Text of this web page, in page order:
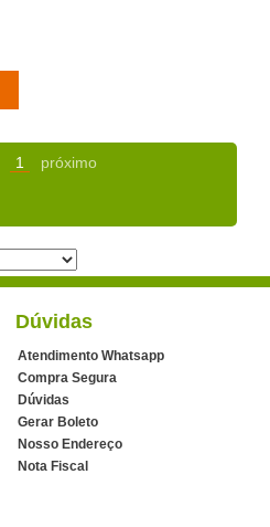
1 próximo
Dúvidas
Atendimento Whatsapp
Compra Segura
Dúvidas
Gerar Boleto
Nosso Endereço
Nota Fiscal